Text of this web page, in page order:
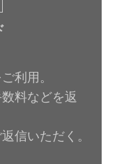
利用。
料などを返
信いただく。